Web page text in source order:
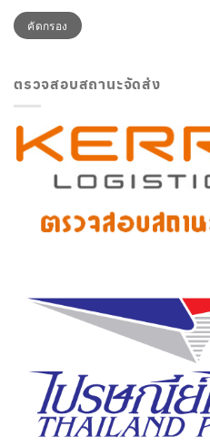
ราคา
ต่ำ
สุด
ราคา
สูงสุดคัดกรอง
ตรวจสอบสถานะจัดส่ง